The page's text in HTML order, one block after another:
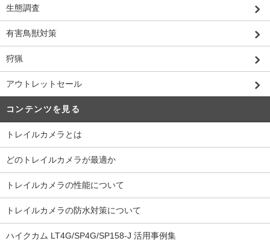
生態調査
有害鳥獣対策
狩猟
アウトレットセール
コンテンツを見る
トレイルカメラとは
どのトレイルカメラが最適か
トレイルカメラの性能について
トレイルカメラの防水対策について
ハイクカム LT4G/SP4G/SP158-J 活用事例集